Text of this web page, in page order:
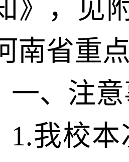
》，见
南省重
一、注
1.我校